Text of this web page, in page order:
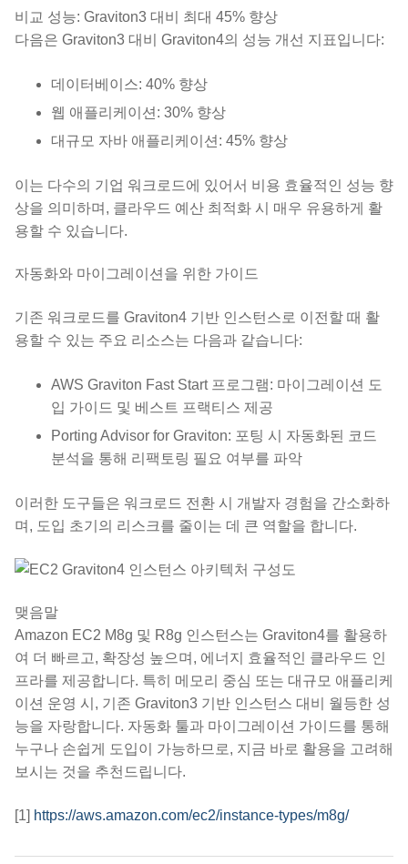
비교 성능: Graviton3 대비 최대 45% 향상
다음은 Graviton3 대비 Graviton4의 성능 개선 지표입니다:
데이터베이스: 40% 향상
웹 애플리케이션: 30% 향상
대규모 자바 애플리케이션: 45% 향상
이는 다수의 기업 워크로드에 있어서 비용 효율적인 성능 향
상을 의미하며, 클라우드 예산 최적화 시 매우 유용하게 활
용할 수 있습니다.
자동화와 마이그레이션을 위한 가이드
기존 워크로드를 Graviton4 기반 인스턴스로 이전할 때 활
용할 수 있는 주요 리소스는 다음과 같습니다:
AWS Graviton Fast Start 프로그램: 마이그레이션 도
입 가이드 및 베스트 프랙티스 제공
Porting Advisor for Graviton: 포팅 시 자동화된 코드
분석을 통해 리팩토링 필요 여부를 파악
이러한 도구들은 워크로드 전환 시 개발자 경험을 간소화하
며, 도입 초기의 리스크를 줄이는 데 큰 역할을 합니다.
맺음말
Amazon EC2 M8g 및 R8g 인스턴스는 Graviton4를 활용하
여 더 빠르고, 확장성 높으며, 에너지 효율적인 클라우드 인
프라를 제공합니다. 특히 메모리 중심 또는 대규모 애플리케
이션 운영 시, 기존 Graviton3 기반 인스턴스 대비 월등한 성
능을 자랑합니다. 자동화 툴과 마이그레이션 가이드를 통해
누구나 손쉽게 도입이 가능하므로, 지금 바로 활용을 고려해
보시는 것을 추천드립니다.
[1] https://aws.amazon.com/ec2/instance-types/m8g/